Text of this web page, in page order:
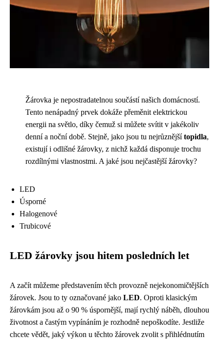
Žárovka je nepostradatelnou součástí našich domácností.
Tento nenápadný prvek dokáže přeměnit elektrickou
energii na světlo, díky čemuž si můžete svítit v jakékoliv
denní a noční době. Stejně, jako jsou tu nejrůznějšítopidla,
existují i odlišné žárovky, z nichž každá disponuje trochu
rozdílnými vlastnostmi. A jaké jsou nejčastější žárovky?
LED
Úsporné
Halogenové
Trubicové
LED žárovky jsou hitem posledních let
A začít můžeme představením těch provozně nejekonomičtějších
žárovek. Jsou to ty označované jako LED. Oproti klasickým
žárovkám jsou až o 90 % úspornější, mají rychlý náběh, dlouhou
životnost a častým vypínáním je rozhodně nepoškodíte. Jestliže
chcete vědět, jaký výkon u těchto žárovek zvolit s přihlédnutím